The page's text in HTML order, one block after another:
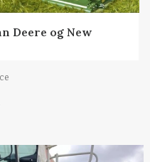
Deere og New